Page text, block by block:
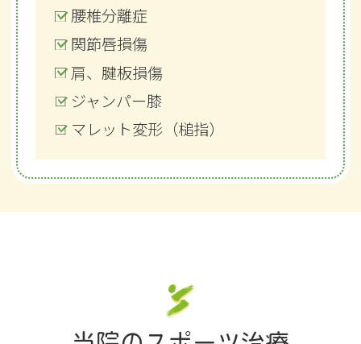
腰椎分離症
関節唇損傷
肩、腱板損傷
ジャンパー膝
マレット変形（槌指）
腰椎分離症
関節唇損傷
肩、腱板損傷
ジャンパー膝
マレット変形（槌指）
疲労性骨折
腰椎分離症
ジャンパー膝
疲労性骨折
腰椎分離症
シンスプリント
腸脛靭帯炎
疲労骨折
関節唇損傷
肩、腱板損傷
離断性骨軟骨炎
マレット変形（槌指）